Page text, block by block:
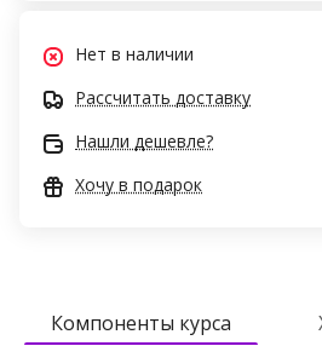
Нет в наличии
Рассчитать доставку
Нашли дешевле?
Хочу в подарок
Компоненты курса